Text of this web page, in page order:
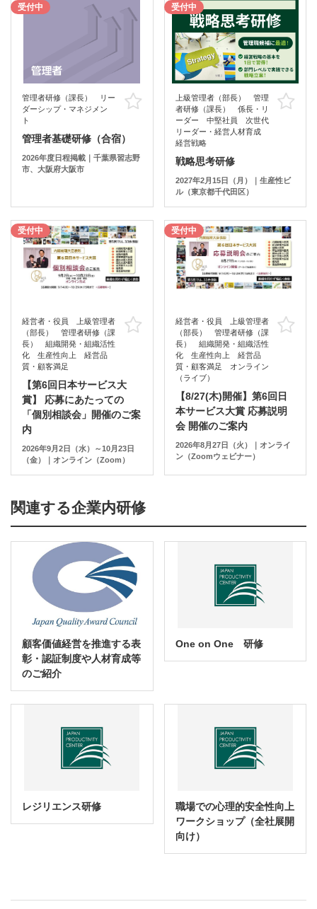
受付中
管理者研修（課長） リー
ダーシップ・マネジメン
ト
お気に入り
管理者基礎研修（合宿）
2026年度日程掲載｜千葉県習志野
市、大阪府大阪市
受付中
上級管理者（部長） 管理
者研修（課長） 係長・リ
ーダー 中堅社員 次世代
リーダー・経営人材育成
経営戦略
戦略思考研修
2027年2月15日（月）｜生産性ビ
ル（東京都千代田区）
受付中
経営者・役員 上級管理者
（部長） 管理者研修（課
長） 組織開発・組織活性
化 生産性向上 経営品
質・顧客満足
お気に入り
【第6回日本サービス大
賞】 応募にあたっての
「個別相談会」開催のご案
内
2026年9月2日（水）～10月23日
（金）｜オンライン（Zoom）
受付中
経営者・役員 上級管理者
（部長） 管理者研修（課
長） 組織開発・組織活性
化 生産性向上 経営品
質・顧客満足 オンライン
（ライブ）
【8/27(木)開催】第6回日
本サービス大賞 応募説明
会 開催のご案内
2026年8月27日（火）｜オンライ
ン（Zoomウェビナー）
関連する企業内研修
顧客価値経営を推進する表
彰・認証制度や人材育成等
のご紹介
One on One 研修
レジリエンス研修
職場での心理的安全性向上
ワークショップ（全社展開
向け）